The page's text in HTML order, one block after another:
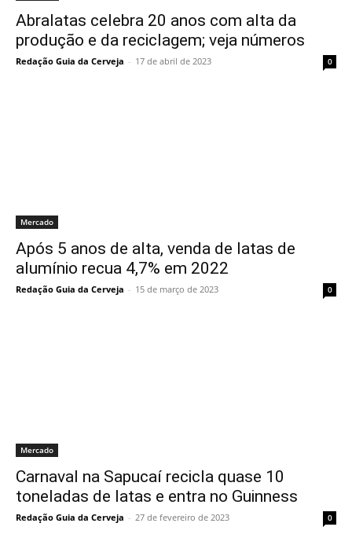
Abralatas celebra 20 anos com alta da
produção e da reciclagem; veja números
Redação Guia da Cerveja - 17 de abril de 2023 0
Mercado
Após 5 anos de alta, venda de latas de
alumínio recua 4,7% em 2022
Redação Guia da Cerveja - 15 de março de 2023 0
Mercado
Carnaval na Sapucaí recicla quase 10
toneladas de latas e entra no Guinness
Redação Guia da Cerveja - 27 de fevereiro de 2023 0